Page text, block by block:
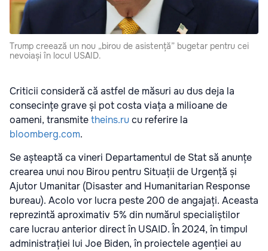
Trump creează un nou „birou de asistență” bugetar pentru cei
nevoiași în locul USAID.
Criticii consideră că astfel de măsuri au dus deja la
consecințe grave și pot costa viața a milioane de
oameni, transmitetheins.rucu referire la
bloomberg.com.
Se așteaptă ca vineri Departamentul de Stat să anunțe
crearea unui nou Birou pentru Situații de Urgență și
Ajutor Umanitar (Disaster and Humanitarian Response
bureau). Acolo vor lucra peste 200 de angajați. Aceasta
reprezintă aproximativ 5% din numărul specialiștilor
care lucrau anterior direct în USAID. În 2024, în timpul
administrației lui Joe Biden, în proiectele agenției au